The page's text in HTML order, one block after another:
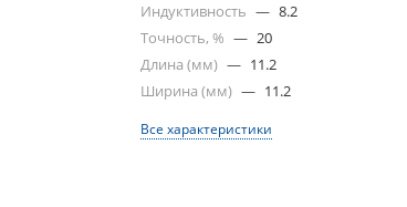
Индуктивность — 8.2
Точность, % — 20
Длина (мм) — 11.2
Ширина (мм) — 11.2
Все характеристики